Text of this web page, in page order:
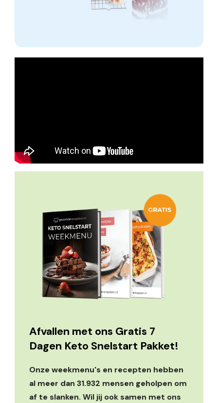
Afvallen met ons Gratis 7
Dagen Keto Snelstart Pakket!
Onze weekmenu's en recepten hebben
al meer dan 31.932 mensen geholpen om
af te slanken. Wil jij ook samen met ons